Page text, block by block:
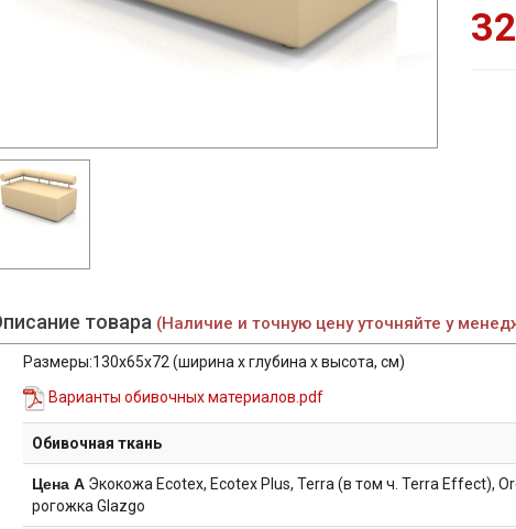
товара (Наличие и точную цену уточняйте у
Размеры:130x65x72 (ширина х глубина х высота, см)
Варианты обивочных материалов.pdf
Обивочная ткань
Цена АЭкокожа Ecotex, Ecotex Plus, Terra (в том ч. Terra Effect),
рогожка Glazgo